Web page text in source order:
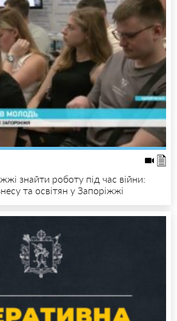
знайти роботу під час війни:
та освітян у Запоріжжі